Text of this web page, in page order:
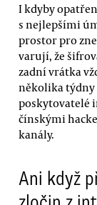
I kdyby
s nejlepšími
prostor pro
varují, že
zadní vrátka
několika
poskytovatelé
čínskými
kanály.
Ani když